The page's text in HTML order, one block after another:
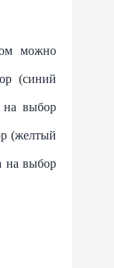
можно
(синий
на выбор
(желтый
на выбор